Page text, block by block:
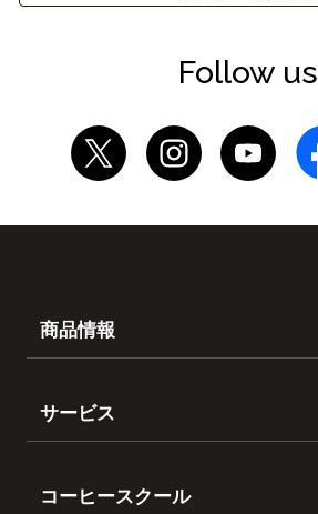
Follow us
商品情報
サービス
コーヒースクール